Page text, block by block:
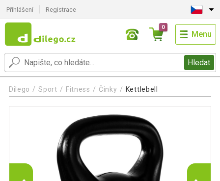
Přihlášení Registrace
Hledat
0
Menu
Dilego Sport Fitness Činky Kettlebell